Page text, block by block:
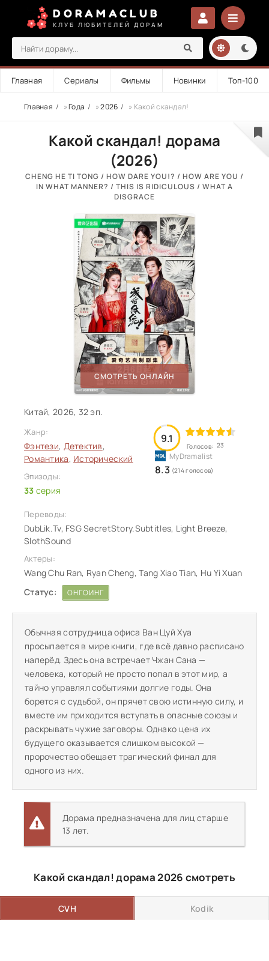
DORAMACLUB
КЛУБ ЛЮБИТЕЛЕЙ ДОРАМ
Главная Сериалы Фильмы Новинки Топ-100
Главная »Года »2026 » Какой скандал!
Какой скандал! дорама
(2026)
CHENG HE TI TONG / HOW DARE YOU!? / HOW ARE YOU /
IN WHAT MANNER? / THIS IS RIDICULOUS / WHAT A
DISGRACE
СМОТРЕТЬ ОНЛАЙН
Китай, 2026, 32 эп.
Жанр:
Фэнтези, Детектив,
Романтика, Исторический
Эпизоды:
33 серия
9.1
Голосов: 23
8.3 (214 голосов)
Переводы:
DubLik.Tv, FSG SecretStory.Subtitles, Light Breeze,
SlothSound
Актеры:
Wang Chu Ran, Ryan Cheng, Tang Xiao Tian, Hu Yi Xuan
Статус:
ОНГОИНГ
Обычная сотрудница офиса Ван Цуй Хуа
просыпается в мире книги, где всё давно расписано
наперёд. Здесь она встречает Чжан Сана —
человека, который не просто попал в этот мир, а
тайно управлял событиями долгие годы. Она
борется с судьбой, он прячет свою истинную силу, и
вместе им приходится вступать в опасные союзы и
раскрывать чужие заговоры. Однако цена их
будущего оказывается слишком высокой —
пророчество обещает трагический финал для
одного из них.
Дорама предназначена для лиц старше
13 лет.
Какой скандал! дорама 2026 смотреть
CVH Kodik